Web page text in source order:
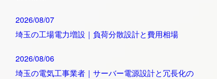
2026/08/07
埼玉の工場電力増設｜負荷分散設計と費用相場
2026/08/06
埼玉の電気工事業者｜サーバー電源設計と冗長化の